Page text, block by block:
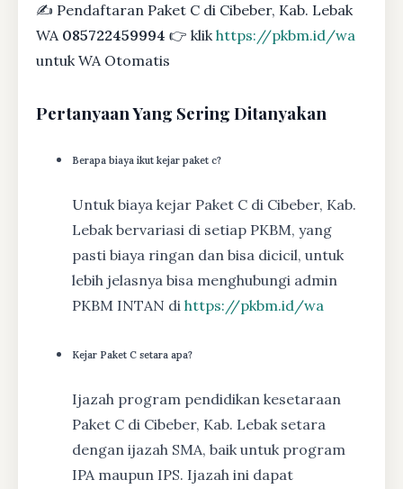
✍ Pendaftaran Paket C di Cibeber, Kab. Lebak
WA 085722459994 👉 klikhttps://pkbm.id/wa
untuk WA Otomatis
Pertanyaan Yang Sering Ditanyakan
Berapa biaya ikut kejar paket c?
Untuk biaya kejar Paket C di Cibeber, Kab.
Lebak bervariasi di setiap PKBM, yang
pasti biaya ringan dan bisa dicicil, untuk
lebih jelasnya bisa menghubungi admin
PKBM INTAN di https://pkbm.id/wa
Kejar Paket C setara apa?
Ijazah program pendidikan kesetaraan
Paket C di Cibeber, Kab. Lebak setara
dengan ijazah SMA, baik untuk program
IPA maupun IPS. Ijazah ini dapat